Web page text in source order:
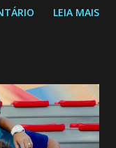
06/26 a 14/06/26
ser o tipo de
a vida. Camila
seria o
LEIA MAIS